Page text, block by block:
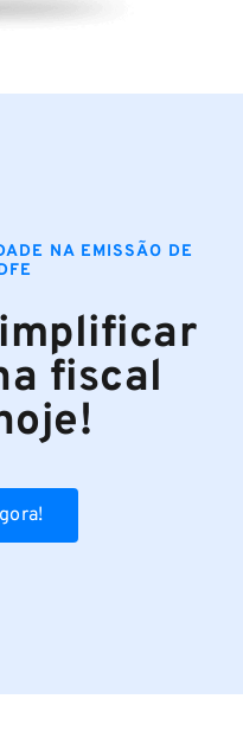
NA EMISSÃO DE
fiscal